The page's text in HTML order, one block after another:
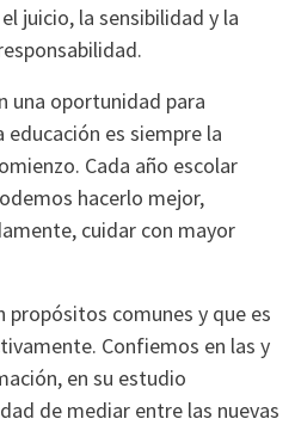
juicio, la sensibilidad y la
una oportunidad para
es siempre la
Cada año escolar
hacerlo mejor,
cuidar con mayor
propósitos comunes y que es
Confiemos en las y
en su estudio
de mediar entre las nuevas